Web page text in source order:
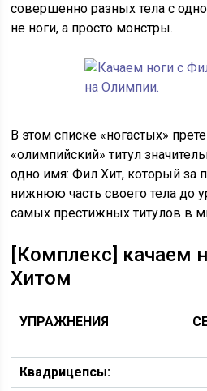
совершенно разных тела с
не ноги, а просто монстры.
В этом списке «ногастых»
«олимпийский» титул
одно имя: Фил Хит, который за
нижнюю часть своего тела до
самых престижных титулов в
[Комплекс] качаем
Хитом
УПРАЖНЕНИЯ
Квадрицепсы: